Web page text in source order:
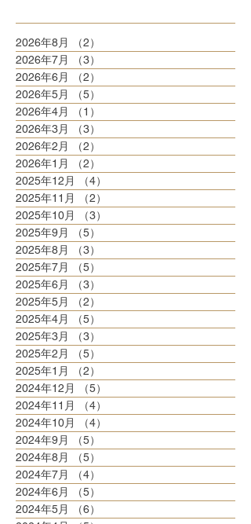
2026年8月 （2）
2026年7月
（3）
2026年6月
（2）
2026年5月
（5）
2026年4月
（1）
2026年3月
（3）
2026年2月
（2）
2026年1月
（2）
2025年12月
（4）
2025年11月
（2）
2025年10月
（3）
2025年9月
（5）
2025年8月
（3）
2025年7月
（5）
2025年6月
（3）
2025年5月
（2）
2025年4月
（5）
2025年3月
（3）
2025年2月
（5）
2025年1月
（2）
2024年12月
（5）
2024年11月
（4）
2024年10月
（4）
2024年9月
（5）
2024年8月
（5）
2024年7月
（4）
2024年6月
（5）
2024年5月
（6）